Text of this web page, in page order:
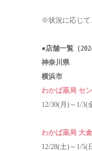
※状況に応じて
●店舗一覧（
神奈川県
横浜市
わかば薬局 セ
12/30(月)～1/3(
わかば薬局 大
12/28(土)～1/5(